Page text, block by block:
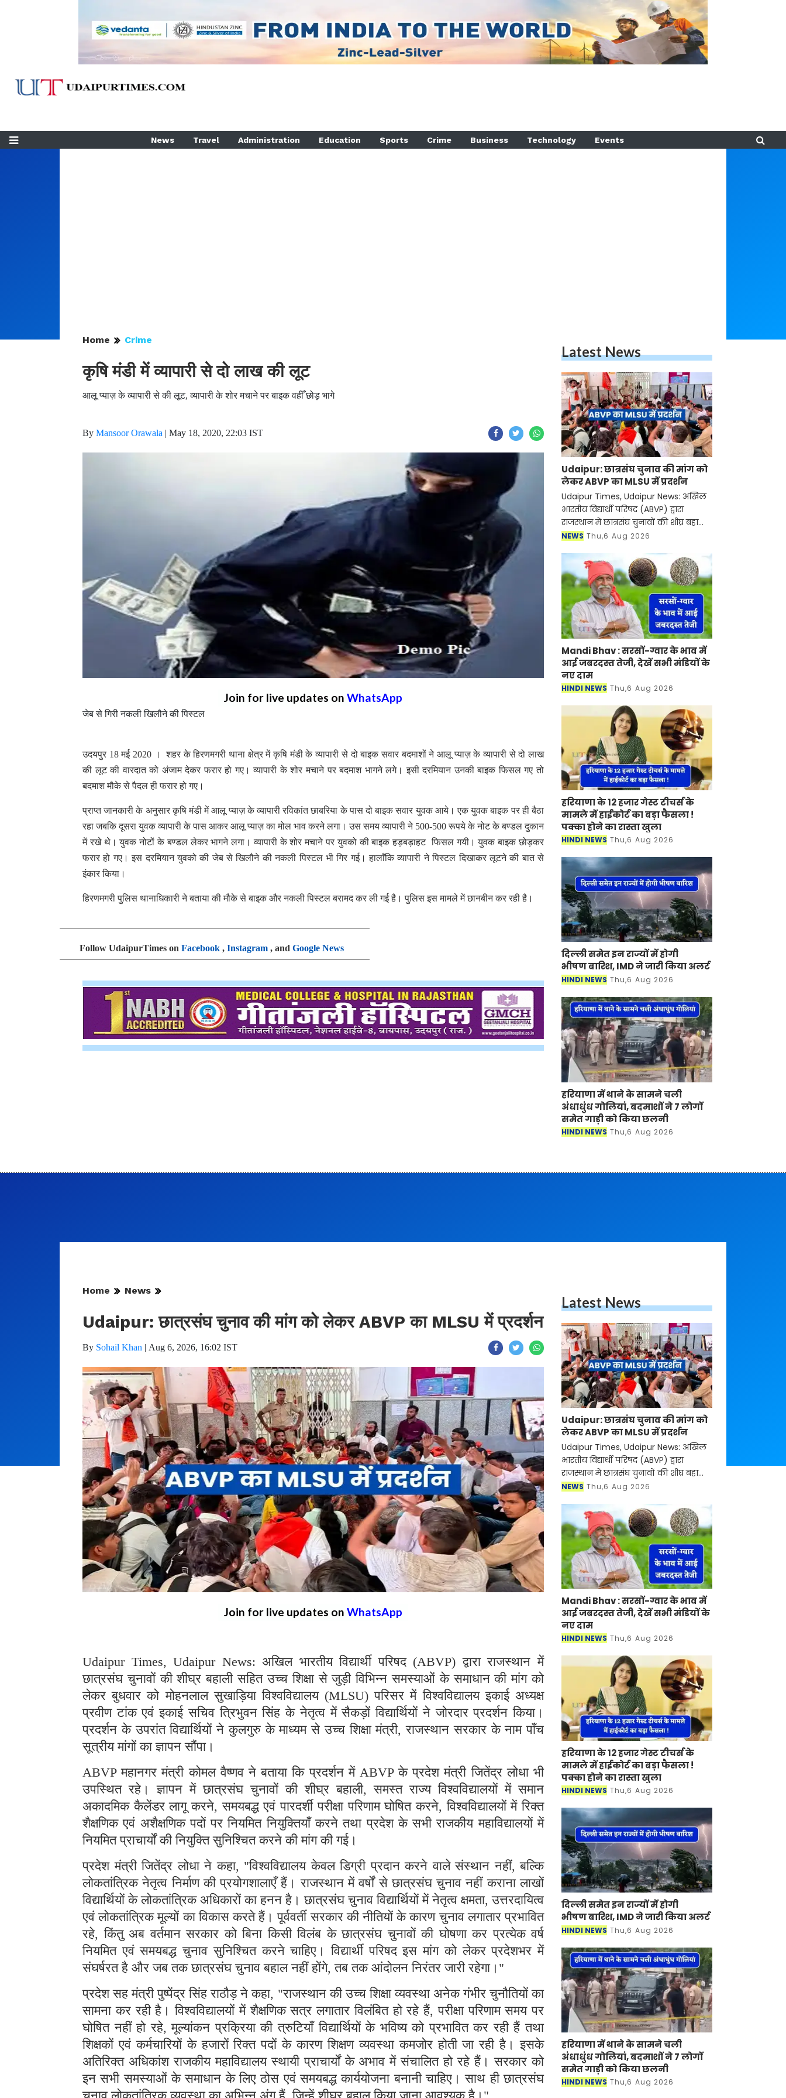
News Travel Administration Education Sports Crime Business Technology Events
Home Crime
कृषि मंडी में व्यापारी से दो लाख की लूट
आलू प्याज़ के व्यापारी से की लूट, व्यापारी के शोर मचाने पर बाइक वहीँ छोड़ भागे
By Mansoor Orawala | May 18, 2020, 22:03 IST
Join for live updates on WhatsApp
जेब से गिरी नकली खिलौने की पिस्टल
उदयपुर 18 मई 2020 । शहर के हिरणमगरी थाना क्षेत्र में कृषि मंडी के व्यापारी से दो बाइक सवार बदमाशों ने आलू प्याज़ के व्यापारी से दो लाख
की लूट की वारदात को अंजाम देकर फरार हो गए। व्यापारी के शोर मचाने पर बदमाश भागने लगे। इसी दरमियान उनकी बाइक फिसल गए तो
बदमाश मौके से पैदल ही फरार हो गए।
प्राप्त जानकारी के अनुसार कृषि मंडी में आलू प्याज़ के व्यापारी रविकांत छाबरिया के पास दो बाइक सवार युवक आये। एक युवक बाइक पर ही बैठा
रहा जबकि दूसरा युवक व्यापारी के पास आकर आलू प्याज़ का मोल भाव करने लगा। उस समय व्यापारी ने 500-500 रूपये के नोट के बण्डल दुकान
में रखे थे। युवक नोटों के बण्डल लेकर भागने लगा। व्यापारी के शोर मचाने पर युवको की बाइक हड़बड़ाहट फिसल गयी। युवक बाइक छोड़कर
फरार हो गए। इस दरमियान युवको की जेब से खिलौने की नकली पिस्टल भी गिर गई। हालाँकि व्यापारी ने पिस्टल दिखाकर लूटने की बात से
इंकार किया।
हिरणमगरी पुलिस थानाधिकारी ने बताया की मौके से बाइक और नकली पिस्टल बरामद कर ली गई है। पुलिस इस मामले में छानबीन कर रही है।
Follow UdaipurTimes on Facebook , Instagram , and Google News
Latest News
Udaipur: छात्रसंघ चुनाव की मांग को
लेकर ABVP का MLSU में प्रदर्शन
Udaipur Times, Udaipur News: अखिल
भारतीय विद्यार्थी परिषद (ABVP) द्वारा
राजस्थान में छात्रसंघ चुनावों की शीघ्र बहाली
सहित उच्च शिक्षा से जुड़ी विभिन्न समस्याओं
मोह
NEWS Thu,6 Aug 2026
Mandi Bhav : सरसों-ग्वार के भाव में
आई जबरदस्त तेजी, देखें सभी मंडियों के
नए दाम
HINDI NEWS Thu,6 Aug 2026
हरियाणा के 12 हजार गेस्ट टीचर्स के
मामले में हाईकोर्ट का बड़ा फैसला !
पक्का होने का रास्ता खुला
HINDI NEWS Thu,6 Aug 2026
दिल्ली समेत इन राज्यों में होगी
भीषण बारिश, IMD ने जारी किया अलर्ट
HINDI NEWS Thu,6 Aug 2026
हरियाणा में थाने के सामने चली
अंधाधुंध गोलियां, बदमाशों ने 7 लोगों
समेत गाड़ी को किया छलनी
HINDI NEWS Thu,6 Aug 2026
Home News
Udaipur: छात्रसंघ चुनाव की मांग को लेकर ABVP का MLSU में प्रदर्शन
By Sohail Khan | Aug 6, 2026, 16:02 IST
Join for live updates on WhatsApp
Udaipur Times, Udaipur News: अखिल भारतीय विद्यार्थी परिषद (ABVP) द्वारा राजस्थान में
छात्रसंघ चुनावों की शीघ्र बहाली सहित उच्च शिक्षा से जुड़ी विभिन्न समस्याओं के समाधान की मांग को
लेकर बुधवार को मोहनलाल सुखाड़िया विश्वविद्यालय (MLSU) परिसर में विश्वविद्यालय इकाई अध्यक्ष
प्रवीण टांक एवं इकाई सचिव त्रिभुवन सिंह के नेतृत्व में सैकड़ों विद्यार्थियों ने जोरदार प्रदर्शन किया।
प्रदर्शन के उपरांत विद्यार्थियों ने कुलगुरु के माध्यम से उच्च शिक्षा मंत्री, राजस्थान सरकार के नाम पाँच
सूत्रीय मांगों का ज्ञापन सौंपा।
ABVP महानगर मंत्री कोमल वैष्णव ने बताया कि प्रदर्शन में ABVP के प्रदेश मंत्री जितेंद्र लोधा भी
उपस्थित रहे। ज्ञापन में छात्रसंघ चुनावों की शीघ्र बहाली, समस्त राज्य विश्वविद्यालयों में समान
अकादमिक कैलेंडर लागू करने, समयबद्ध एवं पारदर्शी परीक्षा परिणाम घोषित करने, विश्वविद्यालयों में रिक्त
शैक्षणिक एवं अशैक्षणिक पदों पर नियमित नियुक्तियाँ करने तथा प्रदेश के सभी राजकीय महाविद्यालयों में
नियमित प्राचार्यों की नियुक्ति सुनिश्चित करने की मांग की गई।
प्रदेश मंत्री जितेंद्र लोधा ने कहा, "विश्वविद्यालय केवल डिग्री प्रदान करने वाले संस्थान नहीं, बल्कि
लोकतांत्रिक नेतृत्व निर्माण की प्रयोगशालाएँ हैं। राजस्थान में वर्षों से छात्रसंघ चुनाव नहीं कराना लाखों
विद्यार्थियों के लोकतांत्रिक अधिकारों का हनन है। छात्रसंघ चुनाव विद्यार्थियों में नेतृत्व क्षमता, उत्तरदायित्व
एवं लोकतांत्रिक मूल्यों का विकास करते हैं। पूर्ववर्ती सरकार की नीतियों के कारण चुनाव लगातार प्रभावित
रहे, किंतु अब वर्तमान सरकार को बिना किसी विलंब के छात्रसंघ चुनावों की घोषणा कर प्रत्येक वर्ष
नियमित एवं समयबद्ध चुनाव सुनिश्चित करने चाहिए। विद्यार्थी परिषद इस मांग को लेकर प्रदेशभर में
संघर्षरत है और जब तक छात्रसंघ चुनाव बहाल नहीं होंगे, तब तक आंदोलन निरंतर जारी रहेगा।"
प्रदेश सह मंत्री पुष्पेंद्र सिंह राठौड़ ने कहा, "राजस्थान की उच्च शिक्षा व्यवस्था अनेक गंभीर चुनौतियों का
सामना कर रही है। विश्वविद्यालयों में शैक्षणिक सत्र लगातार विलंबित हो रहे हैं, परीक्षा परिणाम समय पर
घोषित नहीं हो रहे, मूल्यांकन प्रक्रिया की त्रुटियाँ विद्यार्थियों के भविष्य को प्रभावित कर रही हैं तथा
शिक्षकों एवं कर्मचारियों के हजारों रिक्त पदों के कारण शिक्षण व्यवस्था कमजोर होती जा रही है। इसके
अतिरिक्त अधिकांश राजकीय महाविद्यालय स्थायी प्राचार्यों के अभाव में संचालित हो रहे हैं। सरकार को
इन सभी समस्याओं के समाधान के लिए ठोस एवं समयबद्ध कार्ययोजना बनानी चाहिए। साथ ही छात्रसंघ
Latest News
Udaipur: छात्रसंघ चुनाव की मांग को
लेकर ABVP का MLSU में प्रदर्शन
Udaipur Times, Udaipur News: अखिल
भारतीय विद्यार्थी परिषद (ABVP) द्वारा
राजस्थान में छात्रसंघ चुनावों की शीघ्र बहाली
सहित उच्च शिक्षा से जुड़ी विभिन्न समस्याओं
मोह
NEWS Thu,6 Aug 2026
Mandi Bhav : सरसों-ग्वार के भाव में
आई जबरदस्त तेजी, देखें सभी मंडियों के
नए दाम
HINDI NEWS Thu,6 Aug 2026
हरियाणा के 12 हजार गेस्ट टीचर्स के
मामले में हाईकोर्ट का बड़ा फैसला !
पक्का होने का रास्ता खुला
HINDI NEWS Thu,6 Aug 2026
दिल्ली समेत इन राज्यों में होगी
भीषण बारिश, IMD ने जारी किया अलर्ट
HINDI NEWS Thu,6 Aug 2026
हरियाणा में थाने के सामने चली
अंधाधुंध गोलियां, बदमाशों ने 7 लोगों
समेत गाड़ी को किया छलनी
HINDI NEWS Thu,6 Aug 2026